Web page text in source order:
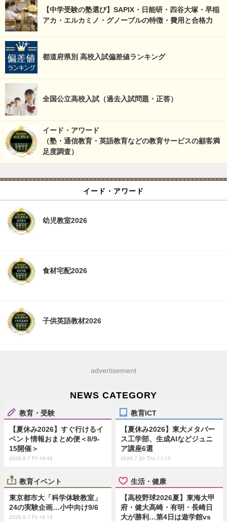
【中学受験の塾選び】SAPIX・日能研・四谷大塚・早稲
アカ・エルカミノ・グノーブルの特徴・費用と合格力
都道府県別 高校入試偏差値ランキング
全国公立高校入試（過去入試問題・正答）
イード・アワード
（塾・通信教育・英語教育などの教育サービスの顧客満
足度調査）
イード・アワード
幼児教室2026
食材宅配2026
子供英語教材2026
advertisement
NEWS CATEGORY
教育・受験
【夏休み2026】すぐ行けるイ
ベント情報おまとめ便＜8/9-
15開催＞
2026.8.7 Fri 19:45
教育ICT
【夏休み2026】東大メタバー
ス工学部、生成AIなどジュニ
ア講座6選
2026.7.30 Thu 11:15
教育イベント
東京都市大「科学体験教室」
24の実験企画…小中向け9/6
2026.8.7 Fri 18:15
生活・健康
【高校野球2026夏】東海大甲
府・健大高崎・有明・長崎日
大が勝利…第4日は遊学館vs